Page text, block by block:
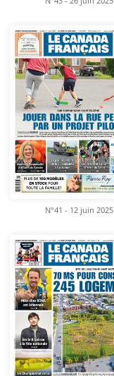
N°41 - 12 juin 2025